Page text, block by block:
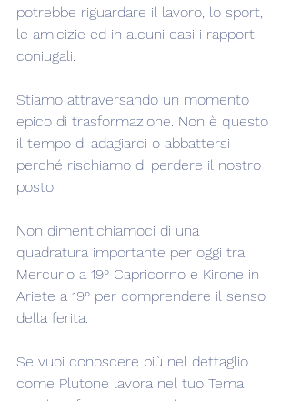
potrebbe riguardare il lavoro, lo sport,
le amicizie ed in alcuni casi i rapporti
coniugali.
Stiamo attraversando un momento
epico di trasformazione. Non è questo
il tempo di adagiarci o abbattersi
perché rischiamo di perdere il nostro
posto.
Non dimentichiamoci di una
quadratura importante per oggi tra
Mercurio a 19° Capricorno e Kirone in
Ariete a 19° per comprendere il senso
della ferita.
Se vuoi conoscere più nel dettaglio
come Plutone lavora nel tuo Tema